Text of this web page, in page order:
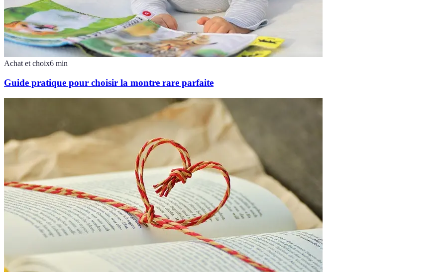
Achat et choix6 min
Guide pratique pour choisir la montre rare parfaite